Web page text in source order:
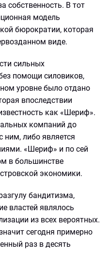
собственность. В тот
модель
бюрократии, которая
виде.
сильных
помощи силовиков,
уровне было отдано
впоследствии
как «Шериф».
компаний до
ним, либо является
«Шериф» и по сей
в большинстве
экономики.
бандитизма,
властей являлось
из всех вероятных.
сегодня примерно
раз в десять